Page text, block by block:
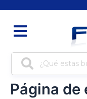
contenido
Página de